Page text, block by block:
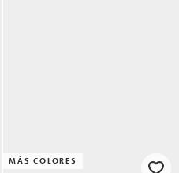
MÁS COLORES